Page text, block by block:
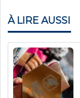
À LIRE AUSSI